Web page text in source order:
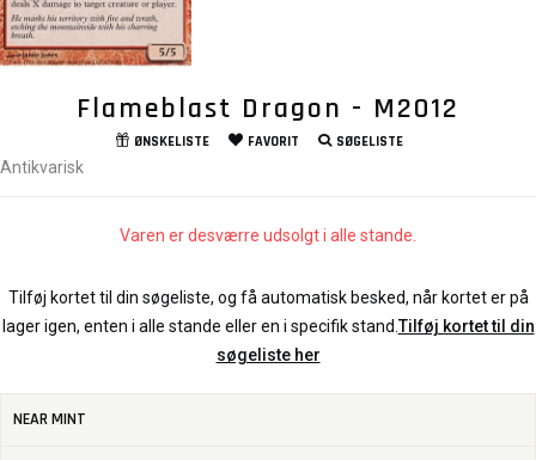
Flameblast Dragon - M2012
ØNSKELISTE FAVORIT SØGELISTE
Antikvarisk
Varen er desværre udsolgt i alle stande.
Tilføj kortet til din søgeliste, og få automatisk besked, når kortet er på
lager igen, enten i alle stande eller en i specifik stand. Tilføj kortet til din
søgeliste her
NEAR MINT